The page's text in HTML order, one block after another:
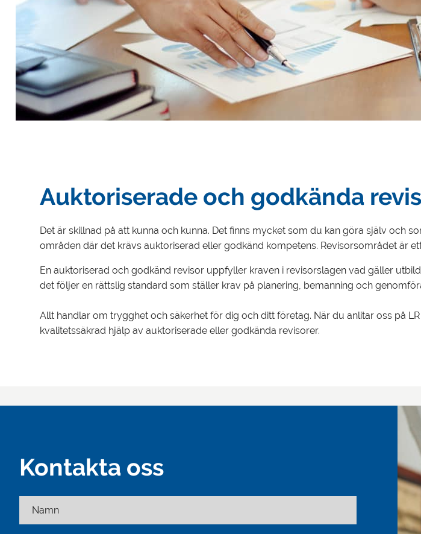
Auktoriserade och godkända
Det är skillnad på att kunna och kunna. Det finns mycket som du kan göra själv och
områden där det krävs auktoriserad eller godkänd kompetens. Revisorsområdet är
En auktoriserad och godkänd revisor uppfyller kraven i revisorslagen vad gäller
det följer en rättslig standard som ställer krav på planering, bemanning och
Allt handlar om trygghet och säkerhet för dig och ditt företag. När du anlitar oss på
kvalitetssäkrad hjälp av auktoriserade eller godkända revisorer.
Kontakta oss
Namn